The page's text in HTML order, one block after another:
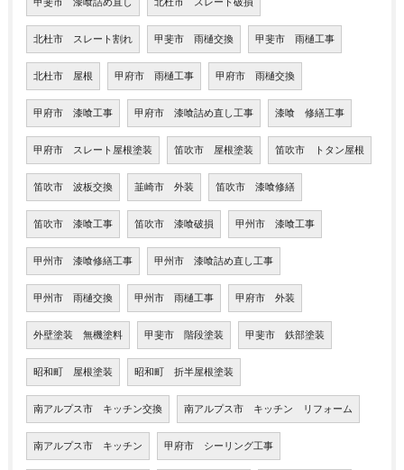
甲斐市 漆喰詰め直し 北杜市 スレート破損
北杜市 スレート割れ 甲斐市 雨樋交換 甲斐市 雨樋工事
北杜市 屋根 甲府市 雨樋工事 甲府市 雨樋交換
甲府市 漆喰工事 甲府市 漆喰詰め直し工事 漆喰 修繕工事
甲府市 スレート屋根塗装 笛吹市 屋根塗装 笛吹市 トタン屋根
笛吹市 波板交換 韮崎市 外装 笛吹市 漆喰修繕
笛吹市 漆喰工事 笛吹市 漆喰破損 甲州市 漆喰工事
甲州市 漆喰修繕工事 甲州市 漆喰詰め直し工事
甲州市 雨樋交換 甲州市 雨樋工事 甲府市 外装
外壁塗装 無機塗料 甲斐市 階段塗装 甲斐市 鉄部塗装
昭和町 屋根塗装 昭和町 折半屋根塗装
南アルプス市 キッチン交換 南アルプス市 キッチン リフォーム
南アルプス市 キッチン 甲府市 シーリング工事